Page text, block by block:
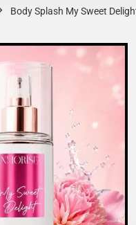
Body Splash My Sweet